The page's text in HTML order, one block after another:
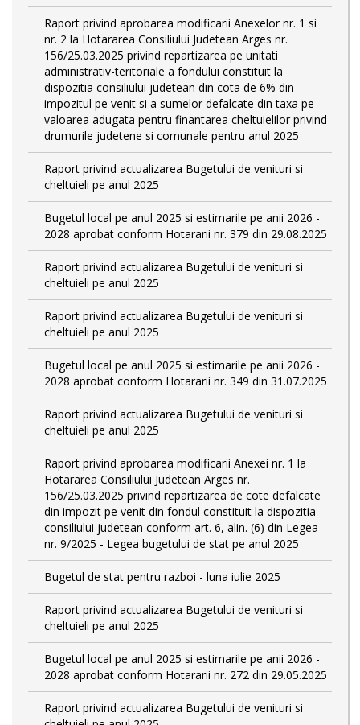
Raport privind aprobarea modificarii Anexelor nr. 1 si
nr. 2 la Hotararea Consiliului Judetean Arges nr.
156/25.03.2025 privind repartizarea pe unitati
administrativ-teritoriale a fondului constituit la
dispozitia consiliului judetean din cota de 6% din
impozitul pe venit si a sumelor defalcate din taxa pe
valoarea adugata pentru finantarea cheltuielilor privind
drumurile judetene si comunale pentru anul 2025
Raport privind actualizarea Bugetului de venituri si
cheltuieli pe anul 2025
Bugetul local pe anul 2025 si estimarile pe anii 2026 -
2028 aprobat conform Hotararii nr. 379 din 29.08.2025
Raport privind actualizarea Bugetului de venituri si
cheltuieli pe anul 2025
Raport privind actualizarea Bugetului de venituri si
cheltuieli pe anul 2025
Bugetul local pe anul 2025 si estimarile pe anii 2026 -
2028 aprobat conform Hotararii nr. 349 din 31.07.2025
Raport privind actualizarea Bugetului de venituri si
cheltuieli pe anul 2025
Raport privind aprobarea modificarii Anexei nr. 1 la
Hotararea Consiliului Judetean Arges nr.
156/25.03.2025 privind repartizarea de cote defalcate
din impozit pe venit din fondul constituit la dispozitia
consiliului judetean conform art. 6, alin. (6) din Legea
nr. 9/2025 - Legea bugetului de stat pe anul 2025
Bugetul de stat pentru razboi - luna iulie 2025
Raport privind actualizarea Bugetului de venituri si
cheltuieli pe anul 2025
Bugetul local pe anul 2025 si estimarile pe anii 2026 -
2028 aprobat conform Hotararii nr. 272 din 29.05.2025
Raport privind actualizarea Bugetului de venituri si